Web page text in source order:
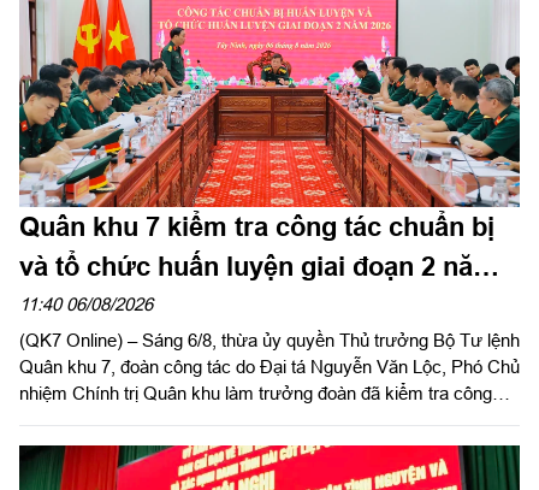
Quân khu 7 kiểm tra công tác chuẩn bị
và tổ chức huấn luyện giai đoạn 2 năm
2026 tại tỉnh Tây Ninh
11:40 06/08/2026
(QK7 Online) – Sáng 6/8, thừa ủy quyền Thủ trưởng Bộ Tư lệnh
Quân khu 7, đoàn công tác do Đại tá Nguyễn Văn Lộc, Phó Chủ
nhiệm Chính trị Quân khu làm trưởng đoàn đã kiểm tra công
Trung đoàn 738 và Ban CHQS phường Tân An, Bộ CHQS tỉnh
Tây Ninh.